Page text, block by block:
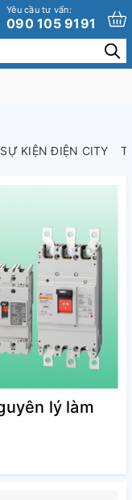
Yêu cầu tư vấn:
090 105 9191
SỰ KIỆN ĐIỆN CITY
lý làm